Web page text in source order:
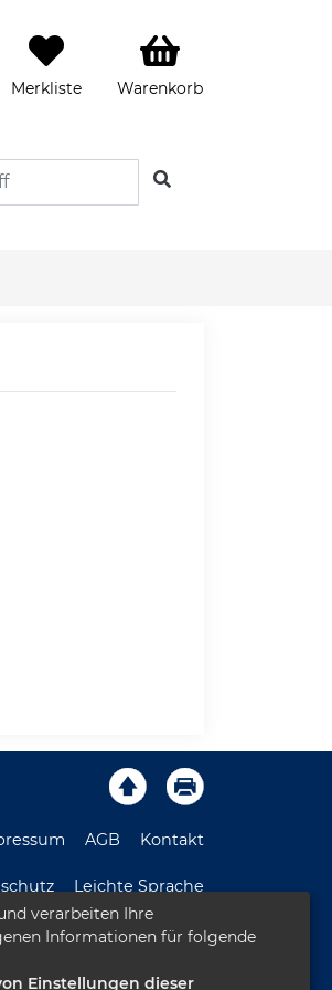
Merkliste Warenkorb
SUCHEN
AGB Kontakt
Leichte Sprache
verarbeiten Ihre
Informationen für folgende
Einstellungen dieser